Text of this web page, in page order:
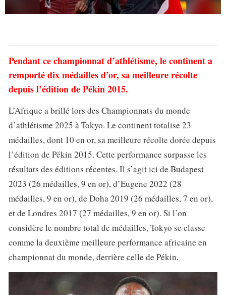
Pendant ce championnat d’athlétisme, le continent a
remporté dix médailles d’or, sa meilleure récolte
depuis l’édition de Pékin 2015.
L’Afrique a brillé lors des Championnats du monde
d’athlétisme 2025 à Tokyo. Le continent totalise 23
médailles, dont 10 en or, sa meilleure récolte dorée depuis
l’édition de Pékin 2015. Cette performance surpasse les
résultats des éditions récentes. Il s’agit ici de Budapest
2023 (26 médailles, 9 en or), d’Eugene 2022 (28
médailles, 9 en or), de Doha 2019 (26 médailles, 7 en or),
et de Londres 2017 (27 médailles, 9 en or). Si l’on
considère le nombre total de médailles, Tokyo se classe
comme la deuxième meilleure performance africaine en
championnat du monde, derrière celle de Pékin.